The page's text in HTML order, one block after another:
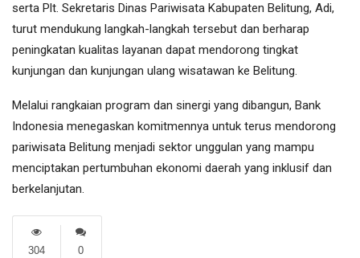
serta Plt. Sekretaris Dinas Pariwisata Kabupaten Belitung, Adi,
turut mendukung langkah-langkah tersebut dan berharap
peningkatan kualitas layanan dapat mendorong tingkat
kunjungan dan kunjungan ulang wisatawan ke Belitung.
Melalui rangkaian program dan sinergi yang dibangun, Bank
Indonesia menegaskan komitmennya untuk terus mendorong
pariwisata Belitung menjadi sektor unggulan yang mampu
menciptakan pertumbuhan ekonomi daerah yang inklusif dan
berkelanjutan.
0
304